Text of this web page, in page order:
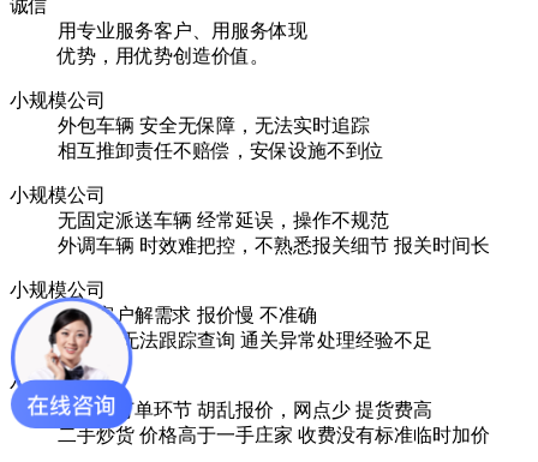
诚信
用专业服务客户、用服务体现
优势，用优势创造价值。
小规模公司
外包车辆 安全无保障，无法实时追踪
相互推卸责任不赔偿，安保设施不到位
小规模公司
无固定派送车辆 经常延误，操作不规范
外调车辆 时效难把控，不熟悉报关细节 报关时间长
小规模公司
不了客户解需求 报价慢 不准确
无系统 无法跟踪查询 通关异常处理经验不足
小规模公司
不了解订单环节 胡乱报价，网点少 提货费高
二手炒货 价格高于一手庄家 收费没有标准临时加价